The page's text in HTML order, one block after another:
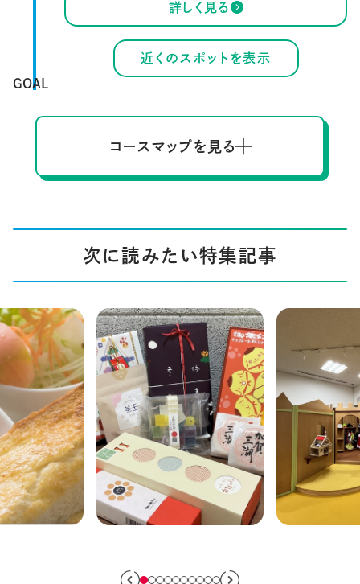
詳しく見る
近くのスポットを表示
GOAL
コースマップを見る
次に読みたい特集記事
朝食・モー
られるお
小松駅で買って帰ろう！
小松のおすすめお菓子
土産9選
子どもの
室内からア
で幅広くご